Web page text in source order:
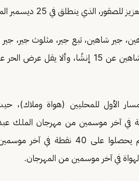
الذي ينطلق في 25 ديسمبر المقبل.
شاهين، تبع جير، مثلوث جير، جير
الأول للمحليين (هواة وملاك)،
الذين لم يحصلوا على 70 نقطة في آخر موسمين من
الملاك المحليين فهي مخصّصة للذين لم